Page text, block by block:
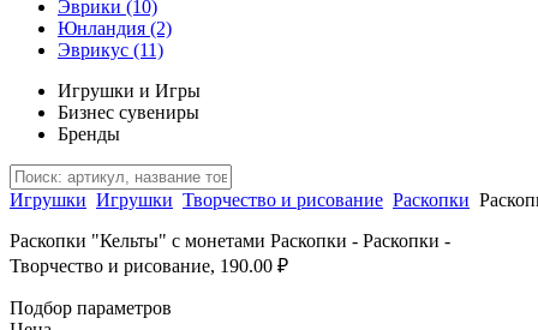
Эврики (10)
Юнландия (2)
Эврикус (11)
Игрушки и Игры
Бизнес сувениры
Бренды
Игрушки Игрушки Творчество и рисование Раскопки
Раскопки "Кельты" с монетами Раскопки - Раскопки -
Творчество и рисование, 190.00 ₽
Подбор параметров